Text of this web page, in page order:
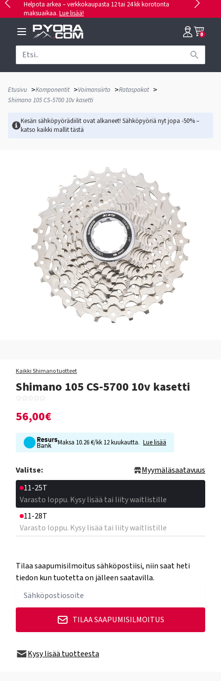
Helpota arkea – verkkokaupasta 12 tai 24 kk korotonta
maksuaikaa. Lue lisää!
0
Etusivu >Komponentit >Voimansiirto >Rataspakat >
Shimano 105 CS-5700 10v kasetti
Kesän sähköpyörädiilit ovat alkaneet! Sähköpyöriä nyt jopa -50% –
katso kaikki mallittästä
Kaikki Shimano tuotteet
Shimano 105 CS-5700 10v kasetti
56,00€
Maksa 10.26 €/kk 12 kuukautta. Lue lisää
Valitse:
Myymäläsaatavuus
11-25T
Varasto loppu. Kysy lisää tai liity waitlistille
11-28T
Varasto loppu. Kysy lisää tai liity waitlistille
Tilaa saapumisilmoitus sähköpostiisi, niin saat heti
tiedon kun tuotetta on jälleen saatavilla.
TILAA SAAPUMISILMOITUS
Kysy lisää tuotteesta